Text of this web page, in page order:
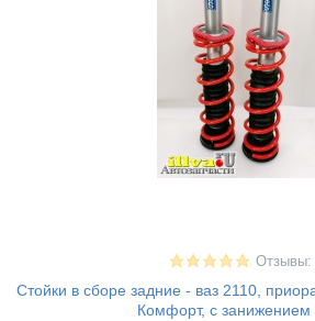
Отзывы:
Стойки в сборе задние - ваз 2110,
Комфорт, с